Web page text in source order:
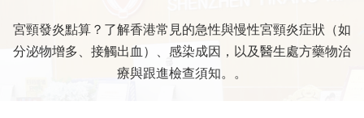
宮頸發炎點算？了解香港常見的急性與慢性宮頸炎症狀（如
分泌物增多、接觸出血）、感染成因，以及醫生處方藥物治
療與跟進檢查須知。。